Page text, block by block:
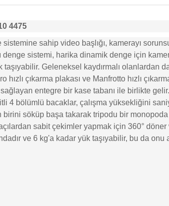
4475
sahip video başlığı, kamerayı
sistemi, harika dinamik denge için
Geleneksel kaydırmalı olanlardan
çıkarma plakası ve Manfrotto hızlı
entegre bir kase tabanı ile birlikte
4 bölümlü bacaklar, çalışma yüksekliğini
birini söküp başa takarak tripodu bir
sabit çekimler yapmak için 360°
ve 6 kg'a kadar yük taşıyabilir, bu da